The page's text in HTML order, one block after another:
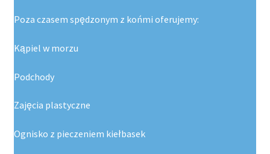
Poza czasem spędzonym z końmi oferujemy:
Kąpiel w morzu
Podchody
Zajęcia plastyczne
Ognisko z pieczeniem kiełbasek